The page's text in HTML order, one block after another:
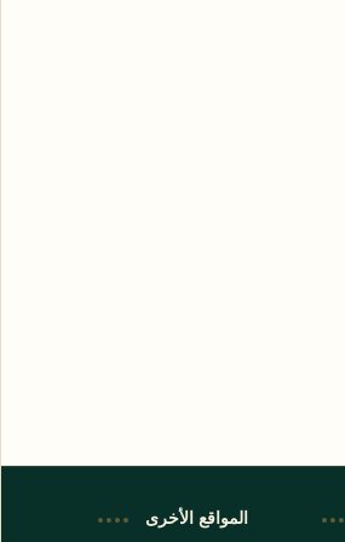
اشترك الآن
اشترك في قناتنا على تليجرام
المواقع الأخرى